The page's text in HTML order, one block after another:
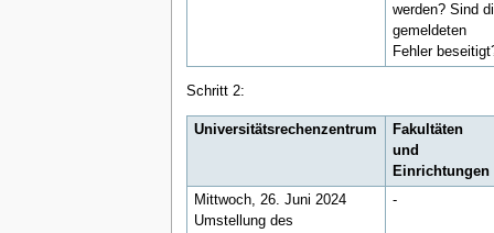
werden? Sind
gemeldeten
Fehler
Schritt 2:
Universitätsrechenzentrum
Fakultäten
und
Einrichtungen
Mittwoch, 26. Juni 2024
Umstellung des
-